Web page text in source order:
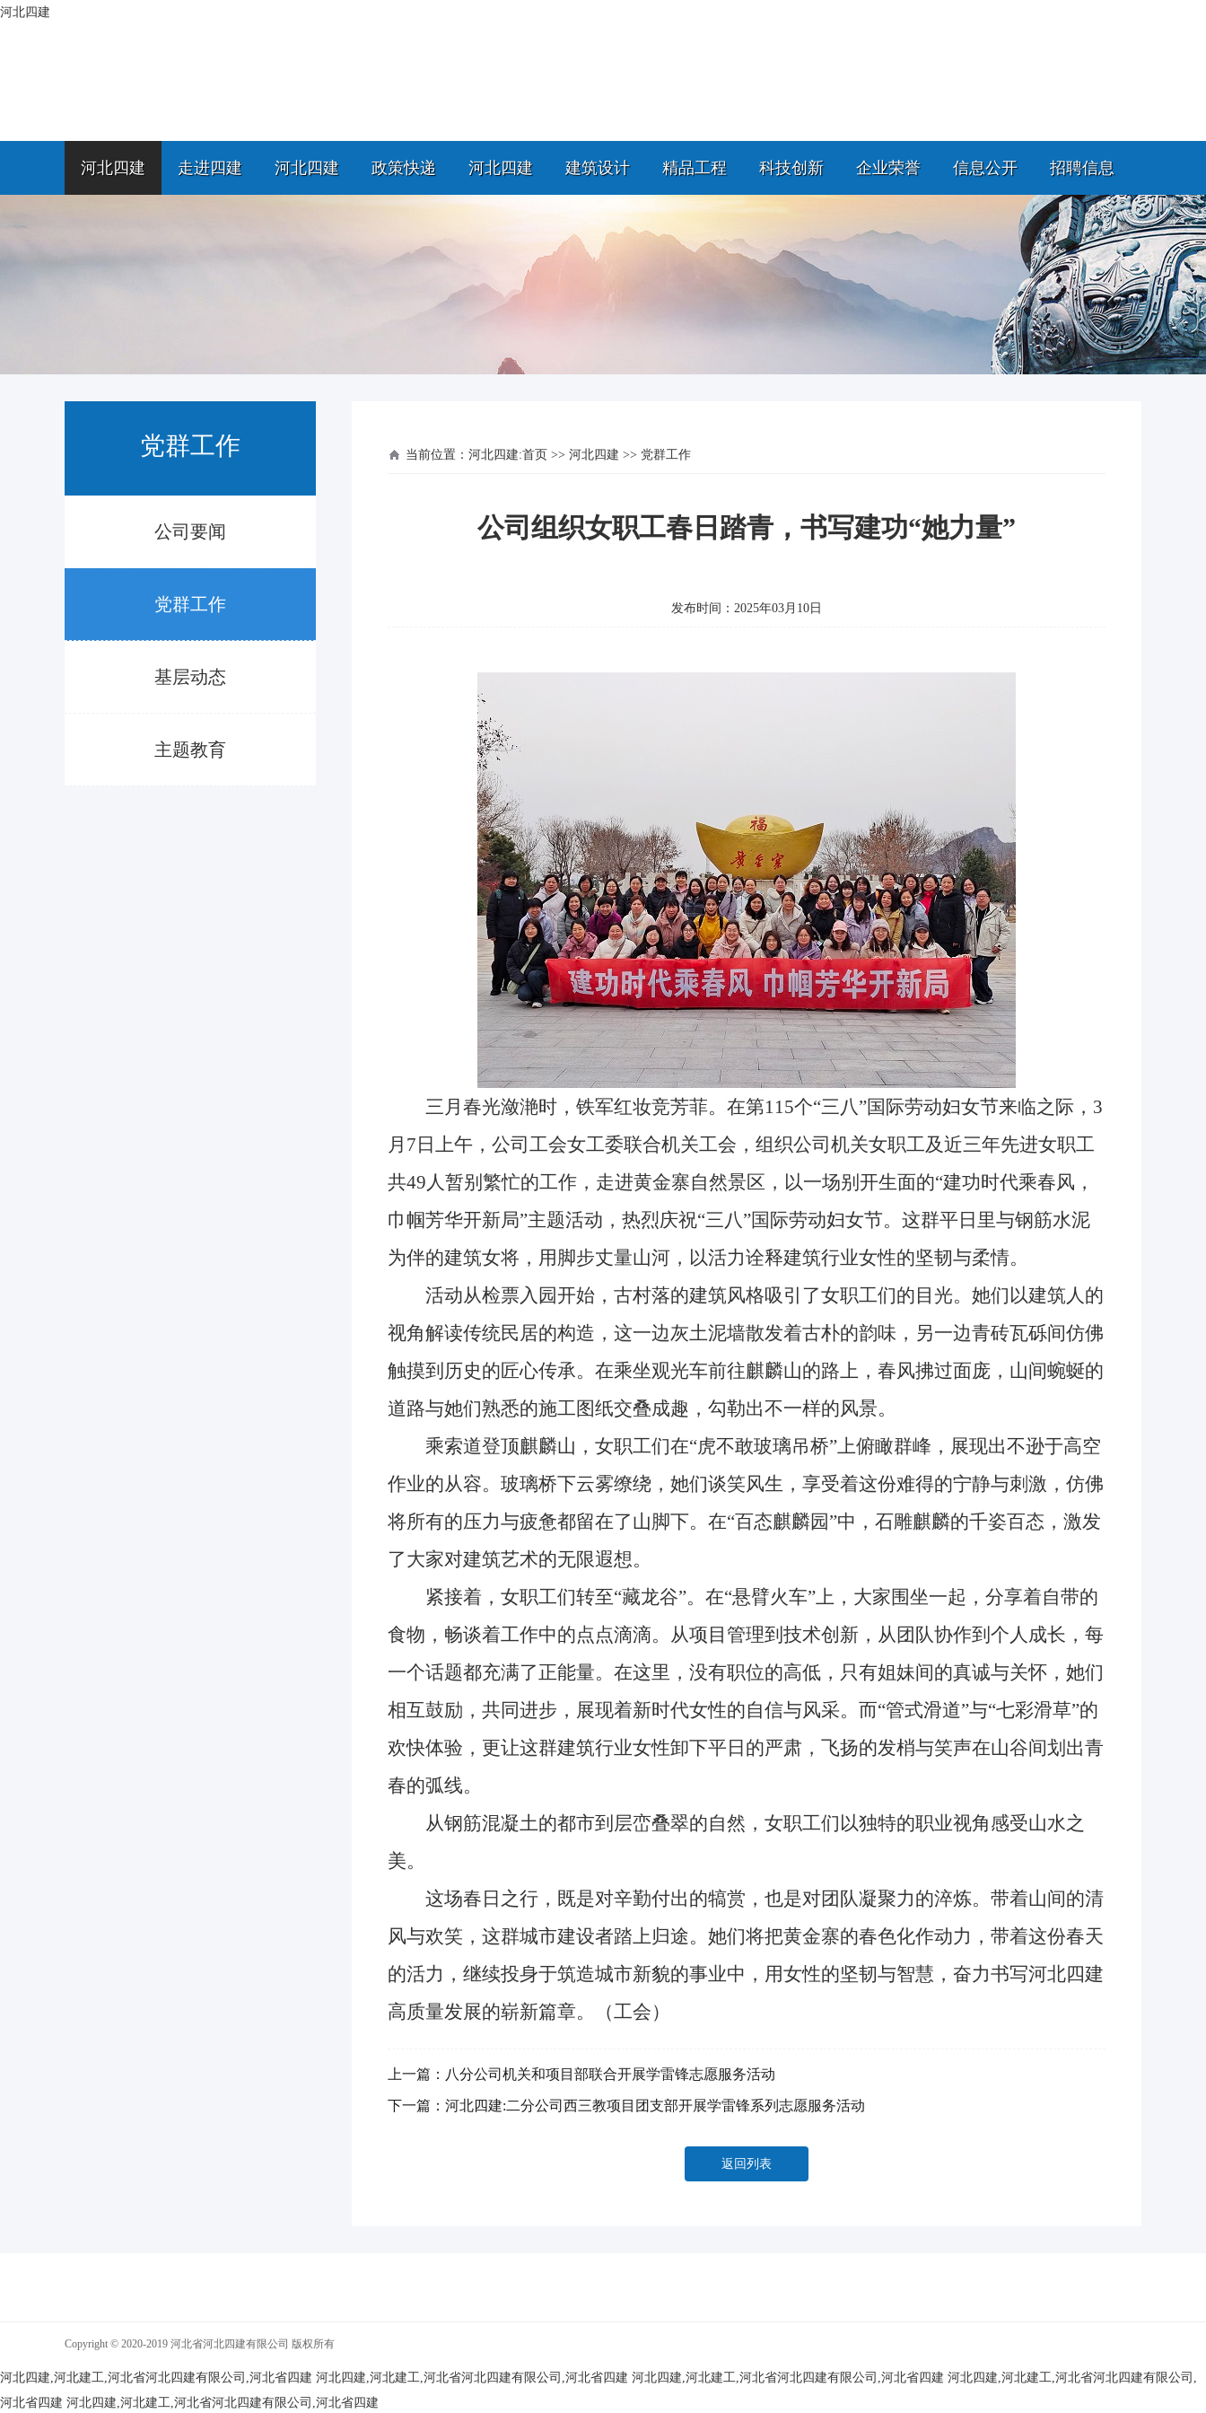
河北四建
河北四建 走进四建 河北四建 政策快递 河北四建 建筑设计 精品工程 科技创新 企业荣誉 信息公开 招聘信息
党群工作
公司要闻
党群工作
基层动态
主题教育
当前位置： 河北四建:首页 >> 河北四建 >> 党群工作
公司组织女职工春日踏青，书写建功“她力量”
发布时间：2025年03月10日
三月春光潋滟时，铁军红妆竞芳菲。在第115个“三八”国际劳动妇女节来临之际，3
月7日上午，公司工会女工委联合机关工会，组织公司机关女职工及近三年先进女职工
共49人暂别繁忙的工作，走进黄金寨自然景区，以一场别开生面的“建功时代乘春风，
巾帼芳华开新局”主题活动，热烈庆祝“三八”国际劳动妇女节。这群平日里与钢筋水泥
为伴的建筑女将，用脚步丈量山河，以活力诠释建筑行业女性的坚韧与柔情。
活动从检票入园开始，古村落的建筑风格吸引了女职工们的目光。她们以建筑人的
视角解读传统民居的构造，这一边灰土泥墙散发着古朴的韵味，另一边青砖瓦砾间仿佛
触摸到历史的匠心传承。在乘坐观光车前往麒麟山的路上，春风拂过面庞，山间蜿蜒的
道路与她们熟悉的施工图纸交叠成趣，勾勒出不一样的风景。
乘索道登顶麒麟山，女职工们在“虎不敢玻璃吊桥”上俯瞰群峰，展现出不逊于高空
作业的从容。玻璃桥下云雾缭绕，她们谈笑风生，享受着这份难得的宁静与刺激，仿佛
将所有的压力与疲惫都留在了山脚下。在“百态麒麟园”中，石雕麒麟的千姿百态，激发
了大家对建筑艺术的无限遐想。
紧接着，女职工们转至“藏龙谷”。在“悬臂火车”上，大家围坐一起，分享着自带的
食物，畅谈着工作中的点点滴滴。从项目管理到技术创新，从团队协作到个人成长，每
一个话题都充满了正能量。在这里，没有职位的高低，只有姐妹间的真诚与关怀，她们
相互鼓励，共同进步，展现着新时代女性的自信与风采。而“管式滑道”与“七彩滑草”的
欢快体验，更让这群建筑行业女性卸下平日的严肃，飞扬的发梢与笑声在山谷间划出青
春的弧线。
从钢筋混凝土的都市到层峦叠翠的自然，女职工们以独特的职业视角感受山水之
美。
这场春日之行，既是对辛勤付出的犒赏，也是对团队凝聚力的淬炼。带着山间的清
风与欢笑，这群城市建设者踏上归途。她们将把黄金寨的春色化作动力，带着这份春天
的活力，继续投身于筑造城市新貌的事业中，用女性的坚韧与智慧，奋力书写河北四建
高质量发展的崭新篇章。（工会）
上一篇： 八分公司机关和项目部联合开展学雷锋志愿服务活动
下一篇： 河北四建:二分公司西三教项目团支部开展学雷锋系列志愿服务活动
返回列表
Copyright © 2020-2019 河北省河北四建有限公司 版权所有
河北四建,河北建工,河北省河北四建有限公司,河北省四建 河北四建,河北建工,河北省河北四建有限公司,河北省四建 河北四建,河北建工,河北省河北四建有限公司,河北省四建 河北四建,河北建工,河北省河北四建有限公司,
河北省四建 河北四建,河北建工,河北省河北四建有限公司,河北省四建